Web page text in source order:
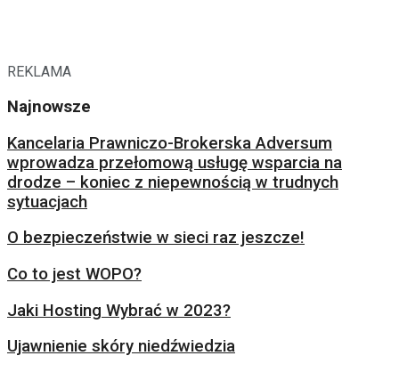
REKLAMA
Najnowsze
Kancelaria Prawniczo-Brokerska Adversum
wprowadza przełomową usługę wsparcia na
drodze – koniec z niepewnością w trudnych
sytuacjach
O bezpieczeństwie w sieci raz jeszcze!
Co to jest WOPO?
Jaki Hosting Wybrać w 2023?
Ujawnienie skóry niedźwiedzia